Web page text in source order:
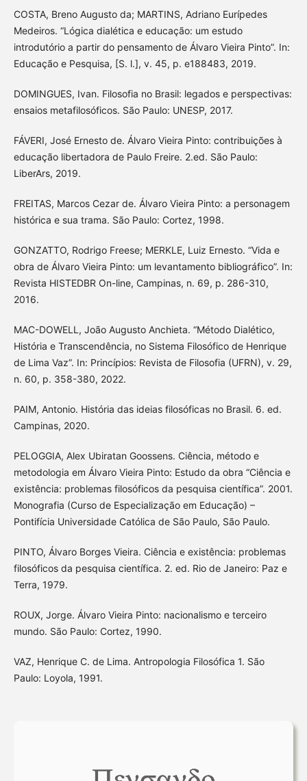
COSTA, Breno Augusto da; MARTINS, Adriano Eurípedes
Medeiros. “Lógica dialética e educação: um estudo
introdutório a partir do pensamento de Álvaro Vieira Pinto”. In:
Educação e Pesquisa, [S. l.], v. 45, p. e188483, 2019.
DOMINGUES, Ivan. Filosofia no Brasil: legados e perspectivas:
ensaios metafilosóficos. São Paulo: UNESP, 2017.
FÁVERI, José Ernesto de. Álvaro Vieira Pinto: contribuições à
educação libertadora de Paulo Freire. 2.ed. São Paulo:
LiberArs, 2019.
FREITAS, Marcos Cezar de. Álvaro Vieira Pinto: a personagem
histórica e sua trama. São Paulo: Cortez, 1998.
GONZATTO, Rodrigo Freese; MERKLE, Luiz Ernesto. “Vida e
obra de Álvaro Vieira Pinto: um levantamento bibliográfico”. In:
Revista HISTEDBR On-line, Campinas, n. 69, p. 286-310,
2016.
MAC-DOWELL, João Augusto Anchieta. “Método Dialético,
História e Transcendência, no Sistema Filosófico de Henrique
de Lima Vaz”. In: Princípios: Revista de Filosofia (UFRN), v. 29,
n. 60, p. 358-380, 2022.
PAIM, Antonio. História das ideias filosóficas no Brasil. 6. ed.
Campinas, 2020.
PELOGGIA, Alex Ubiratan Goossens. Ciência, método e
metodologia em Álvaro Vieira Pinto: Estudo da obra “Ciência e
existência: problemas filosóficos da pesquisa científica”. 2001.
Monografia (Curso de Especialização em Educação) –
Pontifícia Universidade Católica de São Paulo, São Paulo.
PINTO, Álvaro Borges Vieira. Ciência e existência: problemas
filosóficos da pesquisa científica. 2. ed. Rio de Janeiro: Paz e
Terra, 1979.
ROUX, Jorge. Álvaro Vieira Pinto: nacionalismo e terceiro
mundo. São Paulo: Cortez, 1990.
VAZ, Henrique C. de Lima. Antropologia Filosófica 1. São
Paulo: Loyola, 1991.